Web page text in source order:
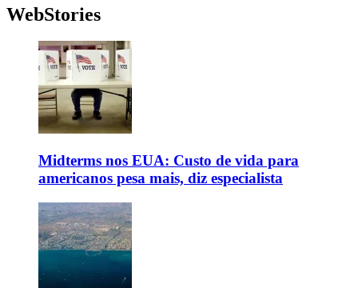
WebStories
Midterms nos EUA: Custo de vida para
americanos pesa mais, diz especialista